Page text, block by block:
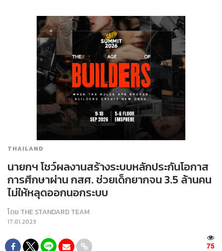
THAILAND
นายกฯ โชว์ผลงานสร้างระบบหลักประกันโอกาส
การศึกษาผ่าน กสศ. ช่วยเด็กยากจน 3.5 ล้านคน
ไม่ให้หลุดออกนอกระบบ
โดย THE STANDARD TEAM
17.01.2023
75